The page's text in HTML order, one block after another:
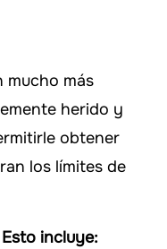
mucho más
herido y
obtener
los límites de
Esto incluye: